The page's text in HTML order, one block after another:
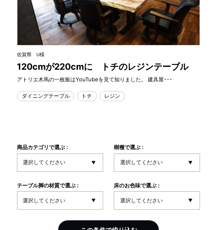
佐賀県 U様
120cmが220cmに トチのレジンテーブル
アトリエ木馬の一枚板はYouTubeを見て知りました。 建具屋･･･
ダイニングテーブル トチ レジン
商品カテゴリで選ぶ : 樹種で選ぶ :
テーブル脚の材質で選ぶ : 床のお色味で選ぶ :